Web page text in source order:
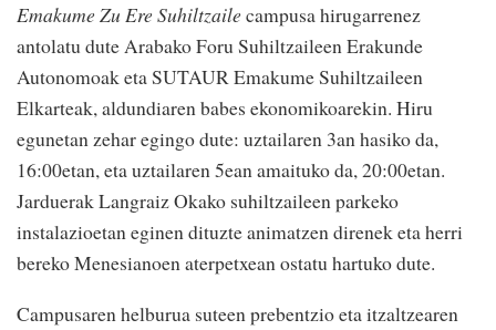
Emakume Zu Ere Suhiltzailecampusa hirugarrenez
antolatu dute Arabako Foru Suhiltzaileen Erakunde
Autonomoak eta SUTAUR Emakume Suhiltzaileen
Elkarteak, aldundiaren babes ekonomikoarekin. Hiru
egunetan zehar egingo dute: uztailaren 3an hasiko da,
16:00etan, eta uztailaren 5ean amaituko da, 20:00etan.
Jarduerak Langraiz Okako suhiltzaileen parkeko
instalazioetan eginen dituzte animatzen direnek eta herri
bereko Menesianoen aterpetxean ostatu hartuko dute.
Campusaren helburua suteen prebentzio eta itzaltzearen